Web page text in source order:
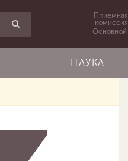
Приемная
комиссия
Основной
НАУКА